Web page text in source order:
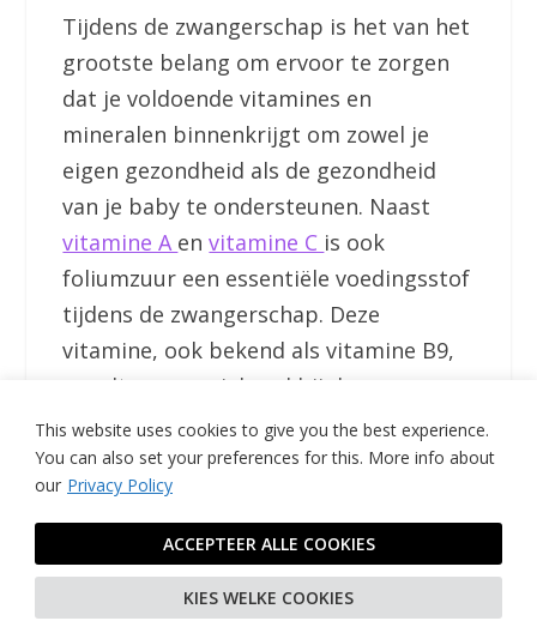
This website uses cookies to give you the best experience.
You can also set your preferences for this. More info about
our Privacy Policy
KIES WELKE COOKIES
ACCEPTEER ALLE COOKIES
Tijdens de zwangerschap is het van het
grootste belang om ervoor te zorgen
dat je voldoende vitamines en
mineralen binnenkrijgt om zowel je
eigen gezondheid als de gezondheid
van je baby te ondersteunen. Naast
vitamine A envitamine C is ook
foliumzuur een essentiële voedingsstof
tijdens de zwangerschap. Deze
vitamine, ook bekend als vitamine B9,
speelt een cruciale rol bij de vroege
ontwikkeling van de baby en helpt
neurale buisdefecten te voorkomen.
Foliumzuur is vooral belangrijk in de
vroege stadia van de zwangerschap,
wanneer de neurale buis van de baby